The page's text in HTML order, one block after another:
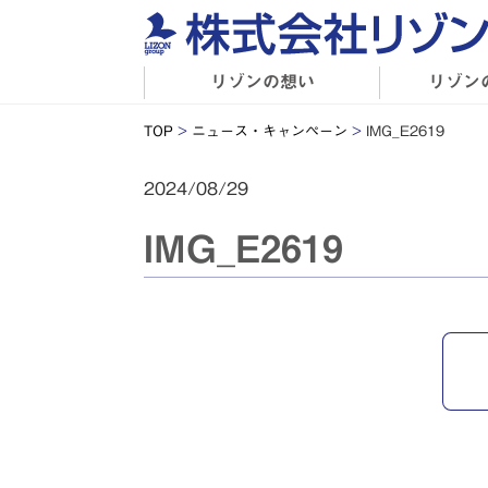
リゾンの想い リゾン
TOP > ニュース・キャンペーン >IMG_E2619
2024/08/29
IMG_E2619